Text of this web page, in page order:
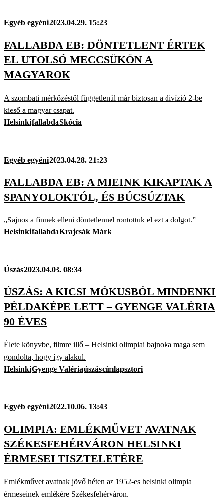
Egyéb egyéni2023.04.29. 15:23
FALLABDA EB: DÖNTETLENT ÉRTEK
EL UTOLSÓ MECCSÜKÖN A
MAGYAROK
A szombati mérkőzéstől függetlenül már biztosan a divízió 2-be
kieső a magyar csapat.
HelsinkifallabdaSkócia
Egyéb egyéni2023.04.28. 21:23
FALLABDA EB: A MIEINK KIKAPTAK A
SPANYOLOKTÓL, ÉS BÚCSÚZTAK
„Sajnos a finnek elleni döntetlennel rontottuk el ezt a dolgot.”
HelsinkifallabdaKrajcsák Márk
Úszás2023.04.03. 08:34
ÚSZÁS: A KICSI MÓKUSBÓL MINDENKI
PÉLDAKÉPE LETT – GYENGE VALÉRIA
90 ÉVES
Élete könyvbe, filmre illő – Helsinki olimpiai bajnoka maga sem
gondolta, hogy így alakul.
HelsinkiGyenge Valériaúszáscímlapsztori
Egyéb egyéni2022.10.06. 13:43
OLIMPIA: EMLÉKMŰVET AVATNAK
SZÉKESFEHÉRVÁRON HELSINKI
ÉRMESEI TISZTELETÉRE
Emlékművet avatnak jövő héten az 1952-es helsinki olimpia
érmeseinek emlékére Székesfehérváron.